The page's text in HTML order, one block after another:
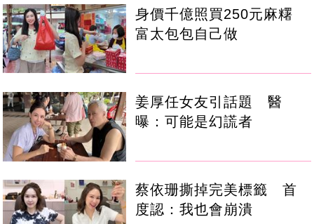
身價千億照買250元麻糬
富太包包自己做
姜厚任女友引話題 醫
曝：可能是幻謊者
蔡依珊撕掉完美標籤 首
度認：我也會崩潰